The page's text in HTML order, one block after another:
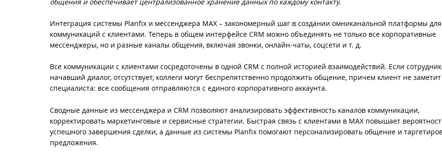
Интеграция системы Planfix и мессенджера MAX – закономерный шаг в создании омниканальной платформы для
коммуникаций с клиентами. Теперь в общем интерфейсе CRM можно объединять не только все корпоративные
мессенджеры, но и разные каналы общения, включая звонки, онлайн-чаты, соцсети и т. д.
Все коммуникации с клиентами сосредоточены в одной CRM с полной историей взаимодействий. Если
начавший диалог, отсутствует, коллеги могут беспрепятственно продолжить общение, причем клиент не
специалиста: все сообщения отправляются с единого корпоративного аккаунта.
Сводные данные из мессенджера и CRM позволяют анализировать эффективность каналов коммуникации,
корректировать маркетинговые и сервисные стратегии. Быстрая связь с клиентами в MAX повышает
успешного завершения сделки, а данные из системы Planfix помогают персонализировать общение и
предложения.